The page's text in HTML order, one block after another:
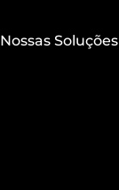
Nossas Soluções